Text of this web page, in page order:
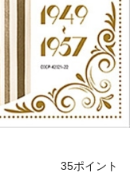
35ポイント